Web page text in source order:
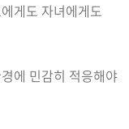
게도 자녀에게도
에 민감히 적응해야